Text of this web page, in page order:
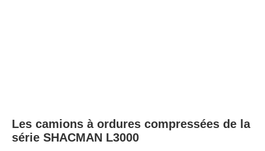
Les camions à ordures compressées de la
série SHACMAN L3000